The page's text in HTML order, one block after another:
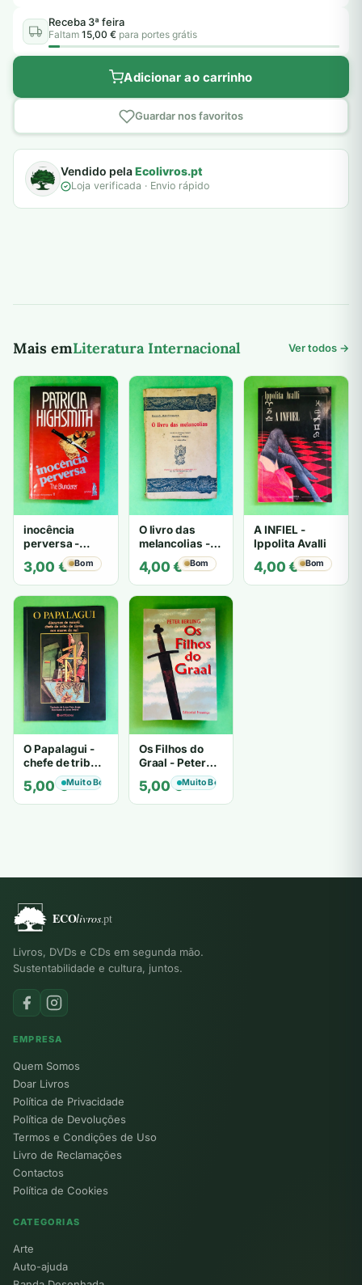
Receba 3ª feira
Faltam 15,00 € para portes grátis
Adicionar ao carrinho
Guardar nos favoritos
Vendido pelaEcolivros.pt
Loja verificada · Envio rápido
Mais emLiteratura Internacional Ver todos →
inocência
perversa -
PATRICIA
HIGHSMITH
3,00 € Bom
O livro das
melancolias -
Mantegazza
4,00€ Bom
A INFIEL -
Ippolita Avalli
4,00€ Bom
O Papalagui -
chefe de tribo
de tiavéa
5,00€Muito Bom
Os Filhos do
Graal - Peter
Berling
5,00€Muito Bom
Livros, DVDs e CDs em segunda mão.
Sustentabilidade e cultura, juntos.
EMPRESA
Quem Somos
Doar Livros
Política de Privacidade
Política de Devoluções
Termos e Condições de Uso
Livro de Reclamações
Contactos
Política de Cookies
CATEGORIAS
Arte
Auto-ajuda